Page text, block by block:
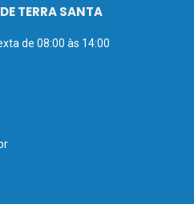
TERRA SANTA
de 08:00 às 14:00